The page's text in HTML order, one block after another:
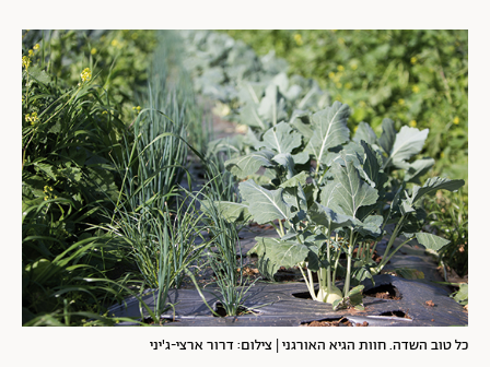
כל טוב השדה. חוות הגיא האורגני | צילום: דרור ארצי-ג'יני